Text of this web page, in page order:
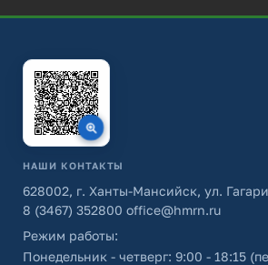
НАШИ КОНТАКТЫ
628002, г. Ханты-Мансийск, ул.
8 (3467) 352800 office@hmrn.ru
Режим работы:
Понедельник - четверг: 9:00 - 18:15